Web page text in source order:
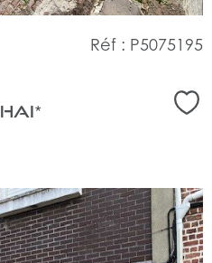
Réf : P5075195
HAI*